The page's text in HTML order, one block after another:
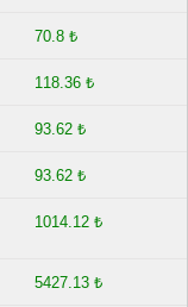
70.8 ₺
118.36 ₺
93.62 ₺
93.62 ₺
1014.12 ₺
5427.13 ₺